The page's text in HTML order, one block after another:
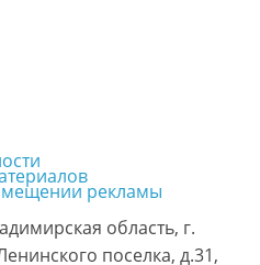
рекламы
область, г.
поселка, д.31,